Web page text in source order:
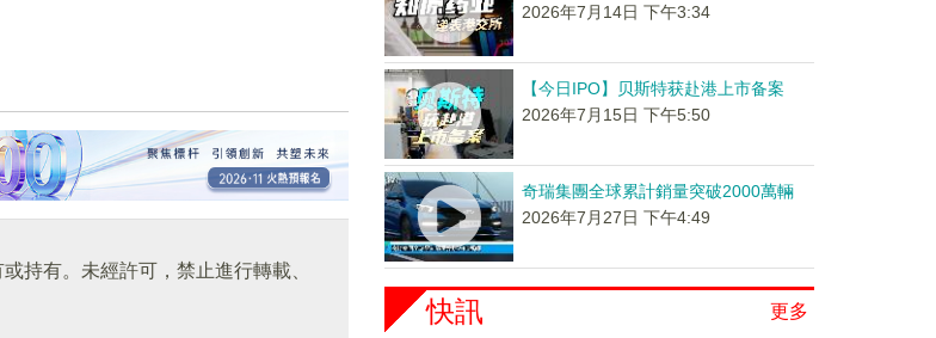
持有。未經許可，禁止進行轉載、
2026年7月14日 下午3:34
【今日IPO】贝斯特获赴港上市备案
2026年7月15日 下午5:50
奇瑞集團全球累計銷量突破2000萬輛
2026年7月27日 下午4:49
更多
快訊